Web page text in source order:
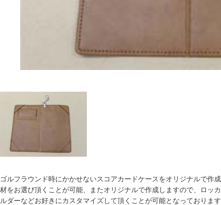
ゴルフラウンド時にかかせないスコアカードケースをオリジナルで作
材をお選び頂くことが可能、またオリジナルで作成しますので、ロッ
ルダーなどお好きにカスタマイズして頂くことが可能となっておりま